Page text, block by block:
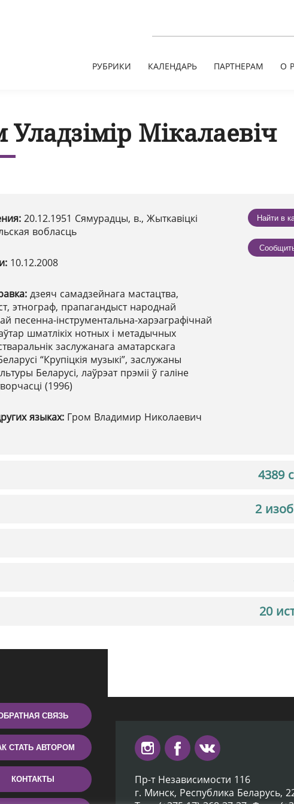
РУБРИКИ КАЛЕНДАРЬ ПАРТНЕРАМ О
Уладзімір Мікалаевіч
20.12.1951 Сямурадцы, в., Жыткавіцкі
вобласць
10.12.2008
дзеяч самадзейнага мастацтва,
этнограф, прапагандыст народнай
песенна-інструментальна-харэаграфічнай
шматлікіх нотных і метадычных
заслужанага аматарскага
“Крупіцкія музыкі”, заслужаны
Беларусі, лаўрэат прэміі ў галіне
(1996)
языках: Гром Владимир Николаевич
Найти в
4389
2
20
СВЯЗЬ
СТАТЬ АВТОРОМ
КОНТАКТЫ
Пр-т Независимости 116
г. Минск, Республика Беларусь,